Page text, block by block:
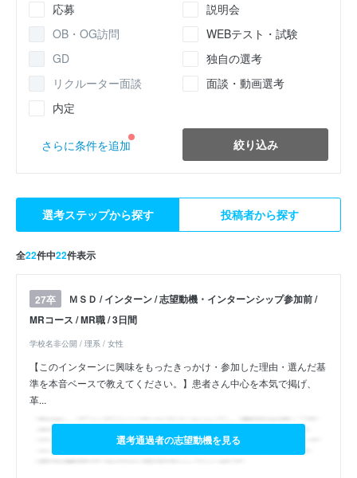
応募
説明会
OB・OG訪問
WEBテスト・試験
GD
独自の選考
リクルーター面談
面談・動画選考
内定
さらに条件を追加 絞り込み
選考ステップから探す 投稿者から探す
全22件中22件表示
27卒
ＭＳＤ / インターン / 志望動機・インターンシップ参加前 /
MRコース / MR職 / 3日間
学校名非公開 / 理系 / 女性
【このインターンに興味をもったきっかけ・参加した理由・選んだ基
準を本音ベースで教えてください。】患者さん中心を本気で掲げ、
革...
選考通過者の志望動機を見る